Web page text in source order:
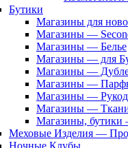
Бутики
Магазины для
Магазины —
Магазины — Белье
Магазины — для
Магазины —
Магазины —
Магазины —
Магазины —
Магазины,
Меховые Изделия —
Ночные Клубы